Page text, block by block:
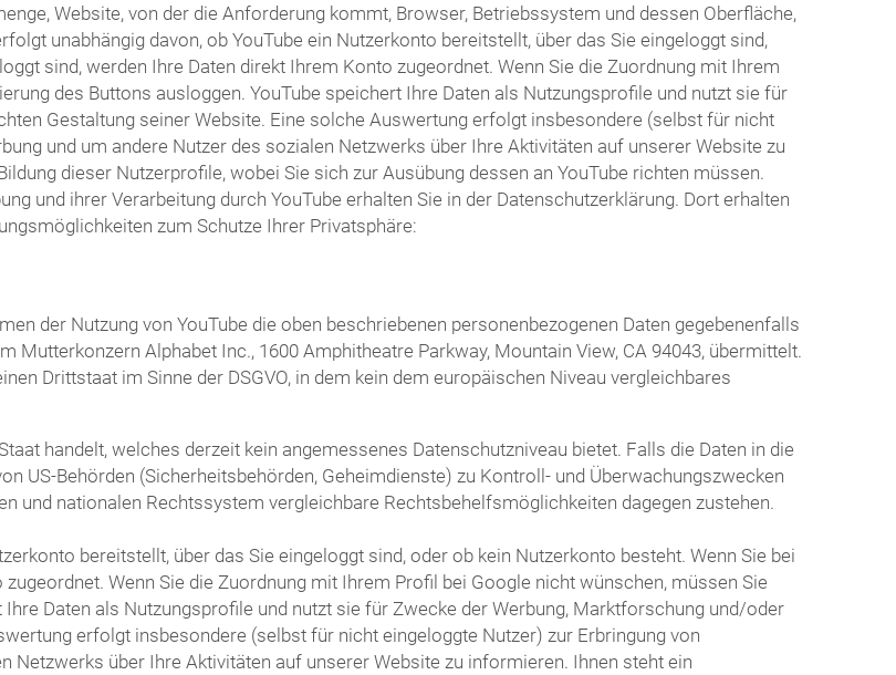
Website, von der die Anforderung kommt, Browser, Betriebssystem und dessen Oberfläche,
unabhängig davon, ob YouTube ein Nutzerkonto bereitstellt, über das Sie eingeloggt sind,
sind, werden Ihre Daten direkt Ihrem Konto zugeordnet. Wenn Sie die Zuordnung mit Ihrem
des Buttons ausloggen. YouTube speichert Ihre Daten als Nutzungsprofile und nutzt sie für
Gestaltung seiner Website. Eine solche Auswertung erfolgt insbesondere (selbst für nicht
und um andere Nutzer des sozialen Netzwerks über Ihre Aktivitäten auf unserer Website zu
dieser Nutzerprofile, wobei Sie sich zur Ausübung dessen an YouTube richten müssen.
und ihrer Verarbeitung durch YouTube erhalten Sie in der Datenschutzerklärung. Dort erhalten
zum Schutze Ihrer Privatsphäre:
der Nutzung von YouTube die oben beschriebenen personenbezogenen Daten gegebenenfalls
Mutterkonzern Alphabet Inc., 1600 Amphitheatre Parkway, Mountain View, CA 94043, übermittelt.
Drittstaat im Sinne der DSGVO, in dem kein dem europäischen Niveau vergleichbares
handelt, welches derzeit kein angemessenes Datenschutzniveau bietet. Falls die Daten in die
US-Behörden (Sicherheitsbehörden, Geheimdienste) zu Kontroll- und Überwachungszwecken
und nationalen Rechtssystem vergleichbare Rechtsbehelfsmöglichkeiten dagegen zustehen.
bereitstellt, über das Sie eingeloggt sind, oder ob kein Nutzerkonto besteht. Wenn Sie bei
Wenn Sie die Zuordnung mit Ihrem Profil bei Google nicht wünschen, müssen Sie
Daten als Nutzungsprofile und nutzt sie für Zwecke der Werbung, Marktforschung und/oder
erfolgt insbesondere (selbst für nicht eingeloggte Nutzer) zur Erbringung von
Netzwerks über Ihre Aktivitäten auf unserer Website zu informieren. Ihnen steht ein